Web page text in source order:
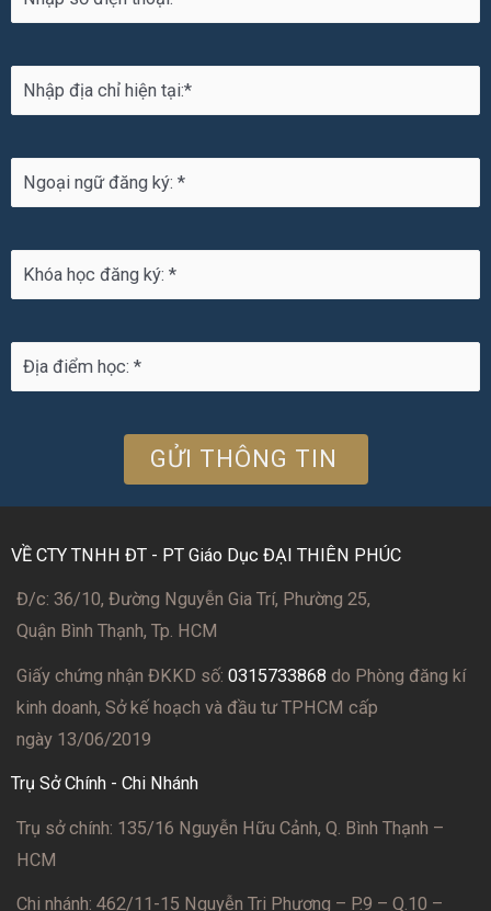
VỀ CTY TNHH ĐT - PT Giáo Dục ĐẠI THIÊN PHÚC
Đ/c: 36/10, Đường Nguyễn Gia Trí, Phường 25,
Quận Bình Thạnh, Tp. HCM
Giấy chứng nhận ĐKKD số: 0315733868 do Phòng đăng kí
kinh doanh, Sở kế hoạch và đầu tư TPHCM cấp
ngày 13/06/2019
Trụ Sở Chính - Chi Nhánh
Trụ sở chính: 135/16 Nguyễn Hữu Cảnh, Q. Bình Thạnh –
HCM
Chi nhánh: 462/11-15 Nguyễn Tri Phương – P.9 – Q.10 –